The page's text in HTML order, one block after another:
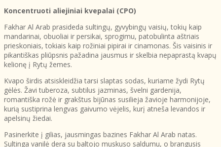
Koncentruoti aliejiniai kvepalai (CPO)
Fakhar Al Arab prasideda sultingų, gyvybingų vaisių, tokių kaip
mandarinai, obuoliai ir persikai, sprogimu, patobulinta aštriais
prieskoniais, tokiais kaip rožiniai pipirai ir cinamonas. Šis vaisinis ir
pikantiškas pliūpsnis pažadina jausmus ir skelbia nepaprastą kvapų
kelionę į Rytų žemes.
Kvapo širdis atsiskleidžia tarsi slaptas sodas, kuriame žydi Rytų
gėlės. Žavi tuberoza, subtilus jazminas, švelni gardenija,
romantiška rožė ir grakštus bijūnas susilieja žavioje harmonijoje,
kurią sustiprina lengvas gaivumo vėjelis, kurį atneša levandos ir
apelsinų žiedai.
Pasinerkite į gilias, jausmingas bazines Fakhar Al Arab natas.
Sultinga vanilė dera su baltojo muskuso saldumu, o brangusis